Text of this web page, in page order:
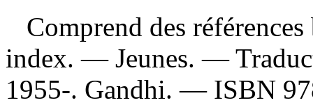
Comprend des
index. — Jeunes. —
1955-. Gandhi. — ISBN